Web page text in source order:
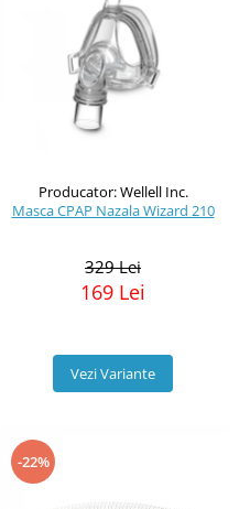
Producator: Wellell Inc.
Masca CPAP Nazala Wizard 210
329 Lei
169 Lei
Vezi Variante
-22%